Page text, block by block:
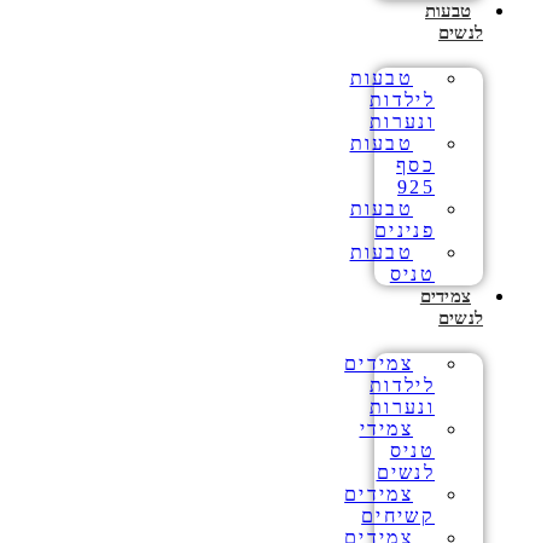
טבעות
לנשים
טבעות
לילדות
ונערות
טבעות
כסף
925
טבעות
פנינים
טבעות
טניס
צמידים
לנשים
צמידים
לילדות
ונערות
צמידי
טניס
לנשים
צמידים
קשיחים
צמידים